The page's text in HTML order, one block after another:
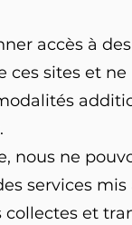
accès à
ces sites et
nous ne
services
collectes et